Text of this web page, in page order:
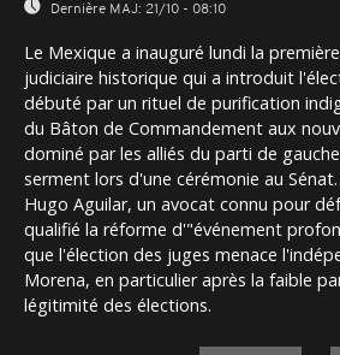
Dernière MAJ: 21/10 - 08:10
Le Mexique a inauguré lundi la
judiciaire historique qui a introduit
débuté par un rituel de purification
du Bâton de Commandement aux
dominé par les alliés du parti de
serment lors d'une cérémonie au
Hugo Aguilar, un avocat connu pour
qualifié la réforme d'"événement
que l'élection des juges menace
Morena, en particulier après la faible
légitimité des élections.